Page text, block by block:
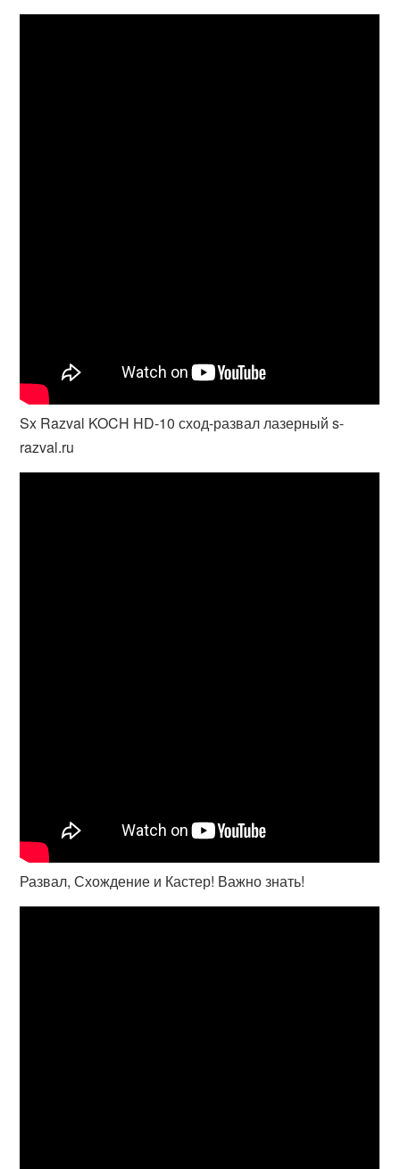
Sx Razval KOCH HD-10 сход-развал лазерный s-
razval.ru
Развал, Схождение и Кастер! Важно знать!